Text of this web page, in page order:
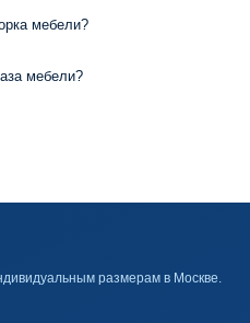
мебели?
мебели?
размерам в Москве.